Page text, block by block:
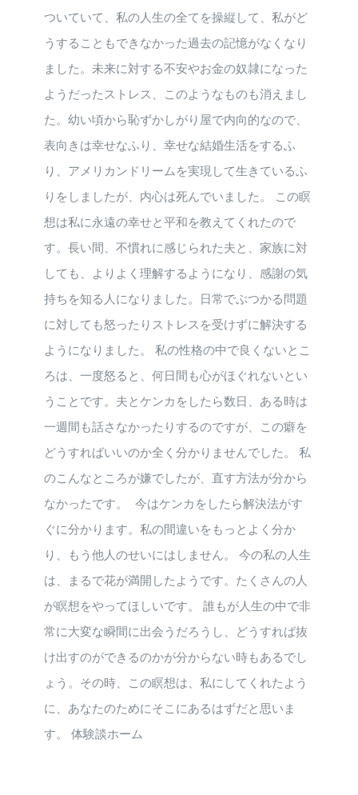
ついていて、私の人生の全てを操縦して、私がど
うすることもできなかった過去の記憶がなくなり
ました。未来に対する不安やお金の奴隷になった
ようだったストレス、このようなものも消えまし
た。幼い頃から恥ずかしがり屋で内向的なので、
表向きは幸せなふり、幸せな結婚生活をするふ
り、アメリカンドリームを実現して生きているふ
りをしましたが、内心は死んでいました。 この瞑
想は私に永遠の幸せと平和を教えてくれたので
す。長い間、不慣れに感じられた夫と、家族に対
しても、よりよく理解するようになり、感謝の気
持ちを知る人になりました。日常でぶつかる問題
に対しても怒ったりストレスを受けずに解決する
ようになりました。 私の性格の中で良くないとこ
ろは、一度怒ると、何日間も心がほぐれないとい
うことです。夫とケンカをしたら数日、ある時は
一週間も話さなかったりするのですが、この癖を
どうすればいいのか全く分かりませんでした。 私
のこんなところが嫌でしたが、直す方法が分から
なかったです。 今はケンカをしたら解決法がす
ぐに分かります。私の間違いをもっとよく分か
り、もう他人のせいにはしません。 今の私の人生
は、まるで花が満開したようです。たくさんの人
が瞑想をやってほしいです。 誰もが人生の中で非
常に大変な瞬間に出会うだろうし、どうすれば抜
け出すのができるのかが分からない時もあるでし
ょう。その時、この瞑想は、私にしてくれたよう
に、あなたのためにそこにあるはずだと思いま
す。 体験談ホーム